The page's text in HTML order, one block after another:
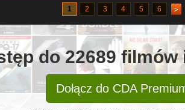
1 2 3 4 5 6
do 22689
Dołącz do CDA